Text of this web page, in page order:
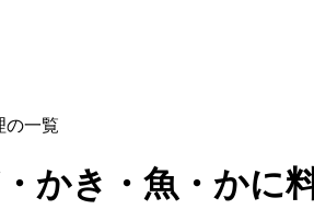
の一覧
かき・魚・かに